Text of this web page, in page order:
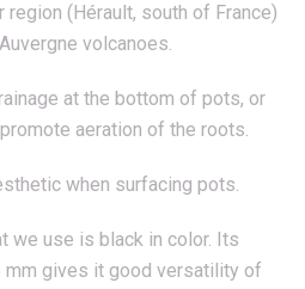
region (Hérault, south of France)
volcanoes.
at the bottom of pots, or
aeration of the roots.
when surfacing pots.
we use is black in color. Its
mm gives it good versatility of